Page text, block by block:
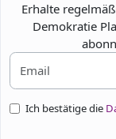
Erhalte
Demokratie
Ich bestätige die